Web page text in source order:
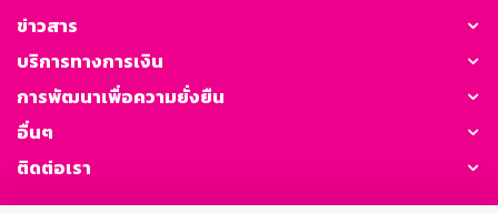
ข่าวสาร
บริการทางการเงิน
การพัฒนาเพื่อความยั่งยืน
อื่นๆ
ติดต่อเรา